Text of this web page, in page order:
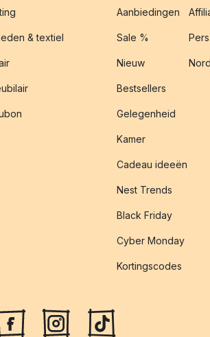
& textiel
Aanbiedingen
Sale %
Nieuw
Bestsellers
Gelegenheid
Kamer
Cadeau ideeën
Nest Trends
Black Friday
Cyber Monday
Kortingscodes
Pers